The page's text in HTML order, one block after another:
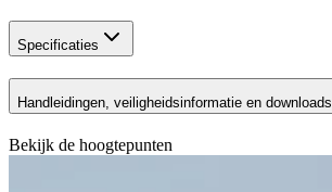
Specificaties
Handleidingen, veiligheidsinformatie en downloads
Bekijk de hoogtepunten